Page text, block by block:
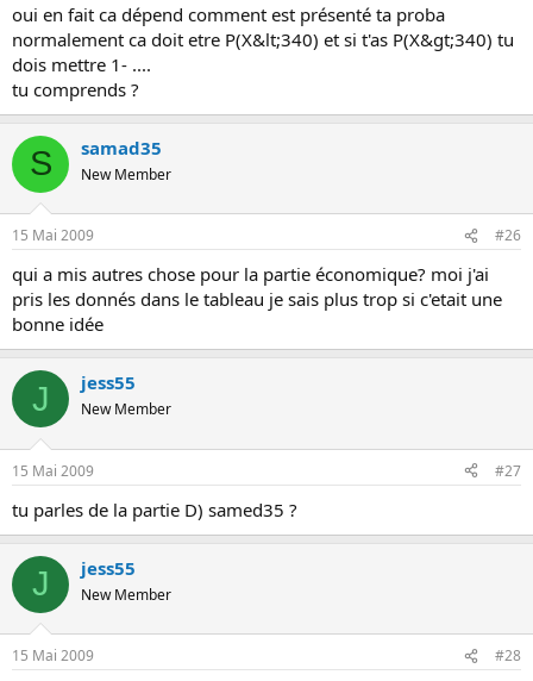
oui en fait ca dépend comment est présenté ta proba
normalement ca doit etre P(X&lt;340) et si t'as P(X&gt;340) tu
dois mettre 1- ....
tu comprends ?
S samad35
New Member
15 Mai 2009 #26
qui a mis autres chose pour la partie économique? moi j'ai
pris les donnés dans le tableau je sais plus trop si c'etait une
bonne idée
J jess55
New Member
15 Mai 2009 #27
tu parles de la partie D) samed35 ?
J jess55
New Member
15 Mai 2009 #28